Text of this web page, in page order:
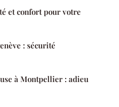
et confort pour votre
: sécurité
à Montpellier : adieu